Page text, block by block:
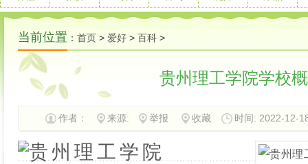
当前位置 ： 首页 > 爱好 > 百科 >
贵州理工学院学校
作者： 来源: 举报 收藏 时间: 2022-12-